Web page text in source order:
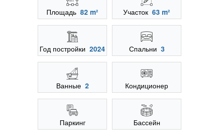
Площадь 82 m² Участок 63 m²
Год постройки 2024 Спальни 3
Ванные 2 Кондиционер
Паркинг Бассейн